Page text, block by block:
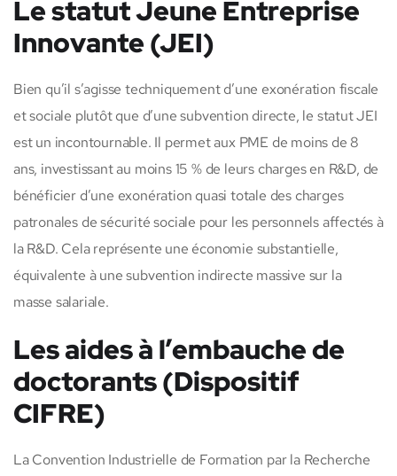
Le statut Jeune Entreprise
Innovante (JEI)
Bien qu’il s’agisse techniquement d’une exonération fiscale
et sociale plutôt que d’une subvention directe, le statut JEI
est un incontournable. Il permet aux PME de moins de 8
ans, investissant au moins 15 % de leurs charges en R&D, de
bénéficier d’une exonération quasi totale des charges
patronales de sécurité sociale pour les personnels affectés à
la R&D. Cela représente une économie substantielle,
équivalente à une subvention indirecte massive sur la
masse salariale.
Les aides à l’embauche de
doctorants (Dispositif
CIFRE)
La Convention Industrielle de Formation par la Recherche